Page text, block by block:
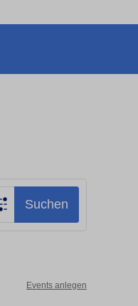
Suchen
Events anlegen